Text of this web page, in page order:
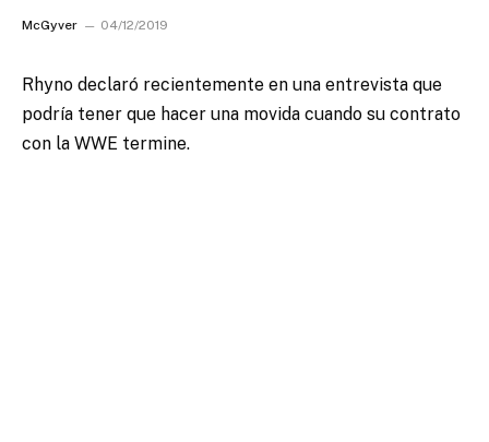
McGyver 04/12/2019
Rhyno declaró recientemente en una entrevista que
podría tener que hacer una movida cuando su contrato
con la WWE termine.